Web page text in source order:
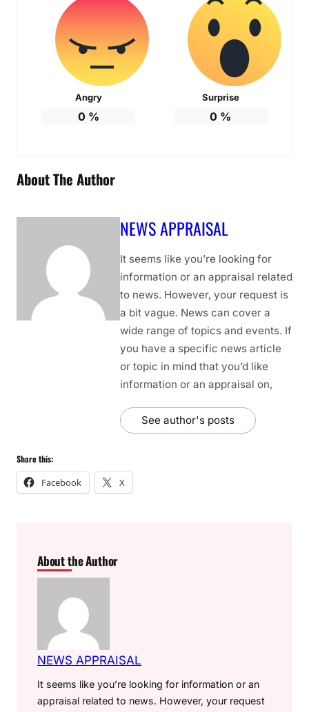
Angry
0 %
Surprise
0 %
About The Author
NEWS APPRAISAL
It seems like you’re looking for
information or an appraisal related
to news. However, your request is
a bit vague. News can cover a
wide range of topics and events. If
you have a specific news article
or topic in mind that you’d like
information or an appraisal on,
See author's posts
Share this:
Facebook X
About the Author
NEWS APPRAISAL
It seems like you’re looking for information or an
appraisal related to news. However, your request